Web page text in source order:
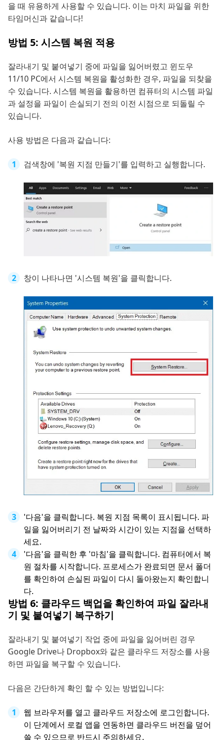
을 때 유용하게 사용할 수 있습니다. 이는 마치 파일을 위한
타임머신과 같습니다!
방법 5: 시스템 복원 적용
잘라내기 및 붙여넣기 중에 파일을 잃어버렸고 윈도우
11/10 PC에서 시스템 복원을 활성화한 경우, 파일을 되찾을
수 있습니다. 시스템 복원을 활용하면 컴퓨터의 시스템 파일
과 설정을 파일이 손실되기 전의 이전 시점으로 되돌릴 수
있습니다.
사용 방법은 다음과 같습니다:
검색창에 '복원 지점 만들기'를 입력하고 실행합니다.
창이 나타나면 '시스템 복원'을 클릭합니다.
'다음'을 클릭합니다. 복원 지점 목록이 표시됩니다. 파
일을 잃어버리기 전 날짜와 시간이 있는 지점을 선택하
세요.
'다음'을 클릭한 후 '마침'을 클릭합니다. 컴퓨터에서 복
원 절차를 시작합니다. 프로세스가 완료되면 문서 폴더
를 확인하여 손실된 파일이 다시 돌아왔는지 확인합니
다.
방법 6: 클라우드 백업을 확인하여 파일 잘라내
기 및 붙여넣기 복구하기
잘라내기 및 붙여넣기 작업 중에 파일을 잃어버린 경우
Google Drive나 Dropbox와 같은 클라우드 저장소를 사용
하면 파일을 복구할 수 있습니다.
다음은 간단하게 확인 할 수 있는 방법입니다:
웹 브라우저를 열고 클라우드 저장소에 로그인합니다.
이 단계에서 로컬 앱을 연동하면 클라우드 버전을 덮어
쓸 수 있으므로 반드시 주의하세요.